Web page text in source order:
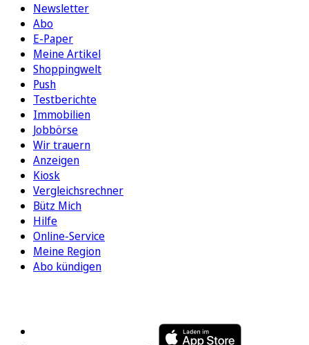
Newsletter
Abo
E-Paper
Meine Artikel
Shoppingwelt
Push
Testberichte
Immobilien
Jobbörse
Wir trauern
Anzeigen
Kiosk
Vergleichsrechner
Bütz Mich
Hilfe
Online-Service
Meine Region
Abo kündigen